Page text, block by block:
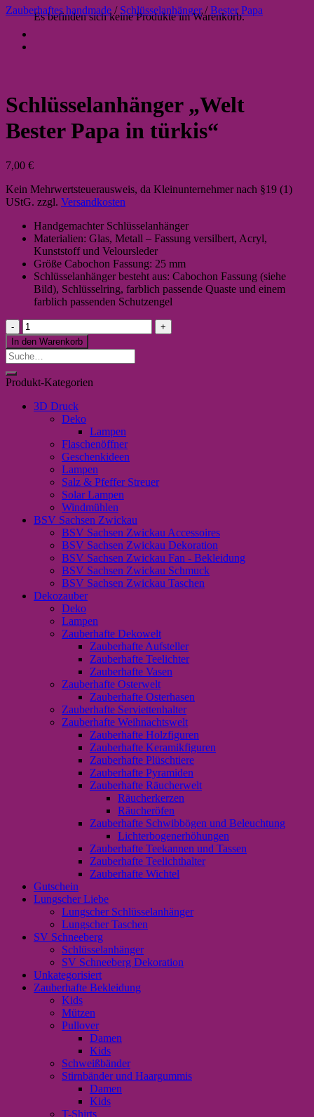
Es befinden sich keine Produkte im Warenkorb.
Zauberhaftes handmade / Schlüsselanhänger / Bester Papa
Schlüsselanhänger „Welt
Bester Papa in türkis“
7,00 €
Kein Mehrwertsteuerausweis, da Kleinunternehmer nach §19 (1)
UStG. zzgl. Versandkosten
Handgemachter Schlüsselanhänger
Materialien: Glas, Metall – Fassung versilbert, Acryl,
Kunststoff und Veloursleder
Größe Cabochon Fassung: 25 mm
Schlüsselanhänger besteht aus: Cabochon Fassung (siehe
Bild), Schlüsselring, farblich passende Quaste und einem
farblich passenden Schutzengel
Schlüsselanhänger
"Welt
Bester
Papa
türkis"
Menge
In den Warenkorb
Suche
nach:
Produkt-Kategorien
3D Druck
Deko
Lampen
Flaschenöffner
Geschenkideen
Lampen
Salz & Pfeffer Streuer
Solar Lampen
Windmühlen
BSV Sachsen Zwickau
BSV Sachsen Zwickau Accessoires
BSV Sachsen Zwickau Dekoration
BSV Sachsen Zwickau Fan - Bekleidung
BSV Sachsen Zwickau Schmuck
BSV Sachsen Zwickau Taschen
Dekozauber
Deko
Lampen
Zauberhafte Dekowelt
Zauberhafte Aufsteller
Zauberhafte Teelichter
Zauberhafte Vasen
Zauberhafte Osterwelt
Zauberhafte Osterhasen
Zauberhafte Serviettenhalter
Zauberhafte Weihnachtswelt
Zauberhafte Holzfiguren
Zauberhafte Keramikfiguren
Zauberhafte Plüschtiere
Zauberhafte Pyramiden
Zauberhafte Räucherwelt
Räucherkerzen
Räucheröfen
Zauberhafte Schwibbögen und Beleuchtung
Lichterbogenerhöhungen
Zauberhafte Teekannen und Tassen
Zauberhafte Teelichthalter
Zauberhafte Wichtel
Gutschein
Lungscher Liebe
Lungscher Schlüsselanhänger
Lungscher Taschen
SV Schneeberg
Schlüsselanhänger
SV Schneeberg Dekoration
Unkategorisiert
Zauberhafte Bekleidung
Kids
Mützen
Pullover
Damen
Kids
Schweißbänder
Stirnbänder und Haargummis
Damen
Kids
T-Shirts